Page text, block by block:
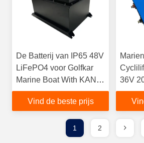
De Batterij van IP65 48V
LiFePO4 voor Golfkar
Marine Boat With KAN
RS485
Vind de beste prijs
36V
1 2